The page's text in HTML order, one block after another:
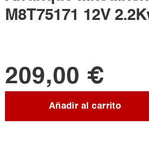
M8T75171 12V
209,00 €
Añadir al carrito